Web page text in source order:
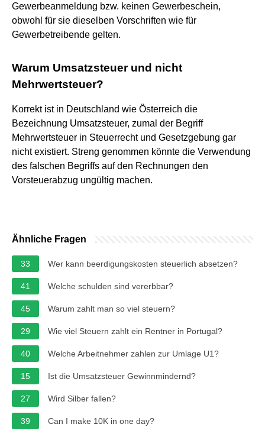
Gewerbeanmeldung bzw. keinen Gewerbeschein,
obwohl für sie dieselben Vorschriften wie für
Gewerbetreibende gelten.
Warum Umsatzsteuer und nicht
Mehrwertsteuer?
Korrekt ist in Deutschland wie Österreich die
Bezeichnung Umsatzsteuer, zumal der Begriff
Mehrwertsteuer in Steuerrecht und Gesetzgebung gar
nicht existiert. Streng genommen könnte die Verwendung
des falschen Begriffs auf den Rechnungen den
Vorsteuerabzug ungültig machen.
Ähnliche Fragen
33 Wer kann beerdigungskosten steuerlich absetzen?
41 Welche schulden sind vererbbar?
45 Warum zahlt man so viel steuern?
29 Wie viel Steuern zahlt ein Rentner in Portugal?
40 Welche Arbeitnehmer zahlen zur Umlage U1?
15 Ist die Umsatzsteuer Gewinnmindernd?
27 Wird Silber fallen?
39 Can I make 10K in one day?